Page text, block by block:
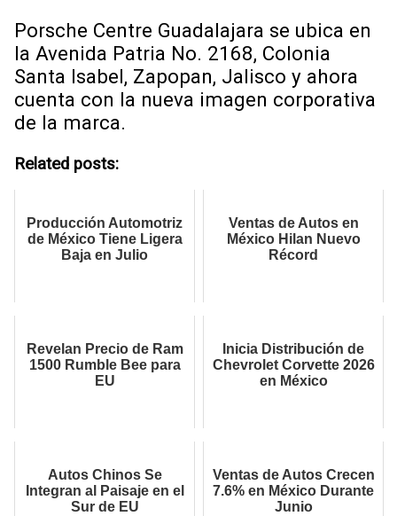
Porsche Centre Guadalajara se ubica en
la Avenida Patria No. 2168, Colonia
Santa Isabel, Zapopan, Jalisco y ahora
cuenta con la nueva imagen corporativa
de la marca.
Related posts:
Producción Automotriz
de México Tiene Ligera
Baja en Julio
Ventas de Autos en
México Hilan Nuevo
Récord
Revelan Precio de Ram
1500 Rumble Bee para
EU
Inicia Distribución de
Chevrolet Corvette 2026
en México
Autos Chinos Se
Integran al Paisaje en el
Sur de EU
Ventas de Autos Crecen
7.6% en México Durante
Junio